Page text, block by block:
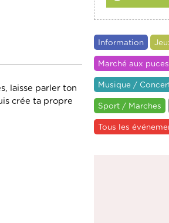
laisse parler ton
crée ta propre
Information
Marché aux
Musique /
Sport / Marches
Tous les